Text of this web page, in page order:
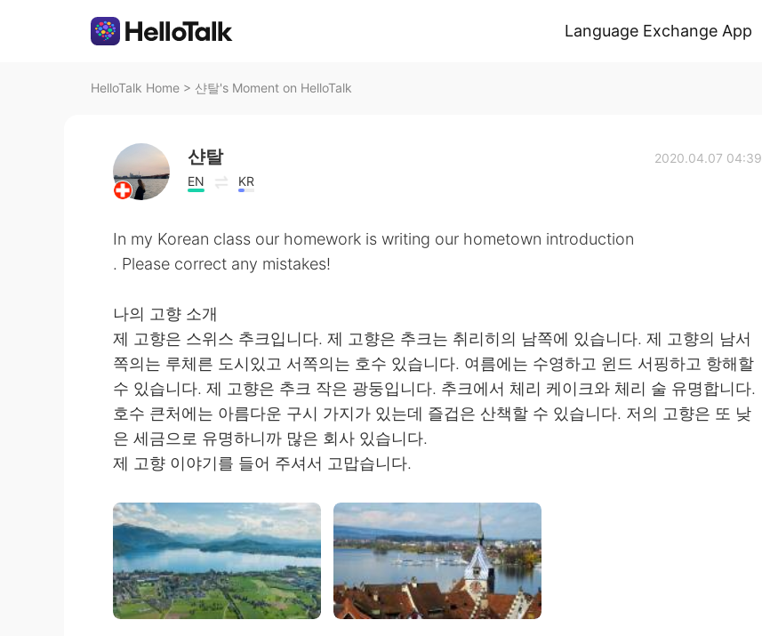
Language Exchange App
HelloTalk Home > 샨탈's Moment on HelloTalk
샨탈
EN KR
2020.04.07 04:39
In my Korean class our homework is writing our hometown introduction
. Please correct any mistakes!
나의 고향 소개
제 고향은 스위스 추크입니다. 제 고향은 추크는 취리히의 남쪽에 있습니다. 제 고향의 남서
쪽의는 루체른 도시있고 서쪽의는 호수 있습니다. 여름에는 수영하고 윈드 서핑하고 항해할
수 있습니다. 제 고향은 추크 작은 광둥입니다. 추크에서 체리 케이크와 체리 술 유명합니다.
호수 큰처에는 아름다운 구시 가지가 있는데 즐겁은 산책할 수 있습니다. 저의 고향은 또 낮
은 세금으로 유명하니까 많은 회사 있습니다.
제 고향 이야기를 들어 주셔서 고맙습니다.